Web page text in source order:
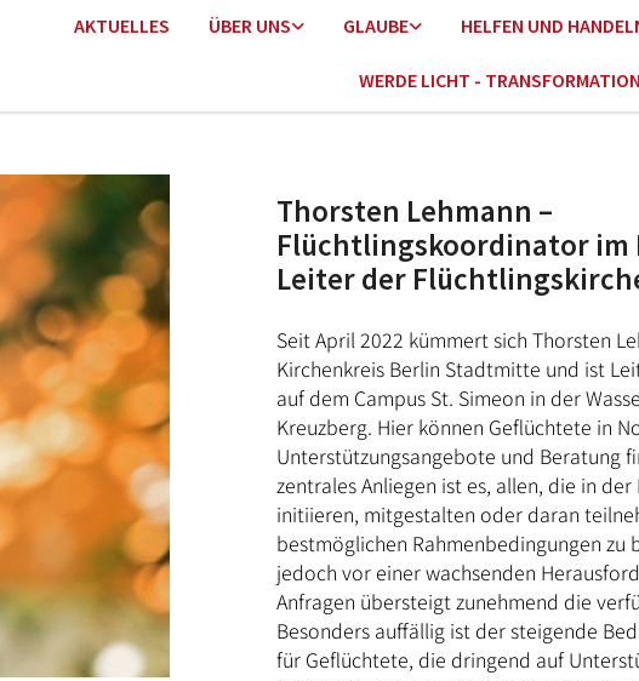
AKTUELLES ÜBER UNS GLAUBE HELFEN UND
WERDE LICHT -
Thorsten Lehmann –
Flüchtlingskoordinator im
Leiter der
Seit April 2022 kümmert sich Thorsten
Kirchenkreis Berlin Stadtmitte und ist
auf dem Campus St. Simeon in der
Kreuzberg. Hier können Geflüchtete in
Unterstützungsangebote und Beratung
zentrales Anliegen ist es, allen, die in
initiieren, mitgestalten oder daran
bestmöglichen Rahmenbedingungen zu
jedoch vor einer wachsenden
Anfragen übersteigt zunehmend die
Besonders auffällig ist der steigende
für Geflüchtete, die dringend auf